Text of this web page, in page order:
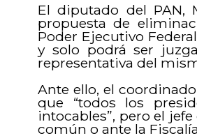
El diputado del PAN,
propuesta de
Poder Ejecutivo
y solo podrá ser
representativa del
Ante ello, el
que “todos los
intocables”, pero el
común o ante la